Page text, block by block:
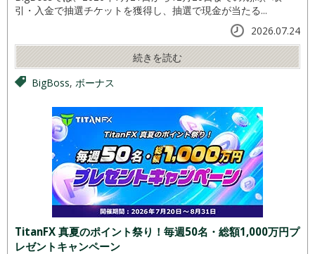
引・入金で抽選チケットを獲得し、抽選で現金が当たる...
2026.07.24
続きを読む
BigBoss, ボーナス
TitanFX 真夏のポイント祭り！毎週50名・総額1,000万円プ
レゼントキャンペーン